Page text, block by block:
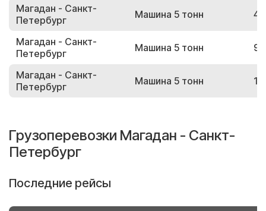
Магадан - Санкт-
Петербург
Машина 5 тонн
Магадан - Санкт-
Петербург
Машина 5 тонн
Магадан - Санкт-
Петербург
Машина 5 тонн
Грузоперевозки Магадан - Санкт-
Петербург
Последние рейсы